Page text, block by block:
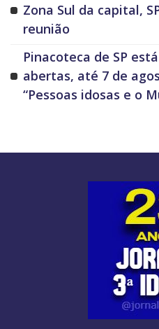
Zona Sul da capital,
reunião
Pinacoteca de SP
abertas, até 7 de
“Pessoas idosas e o